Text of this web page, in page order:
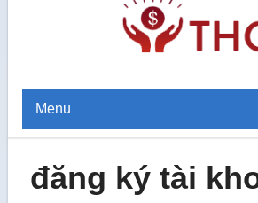
Menu
đăng ký tài